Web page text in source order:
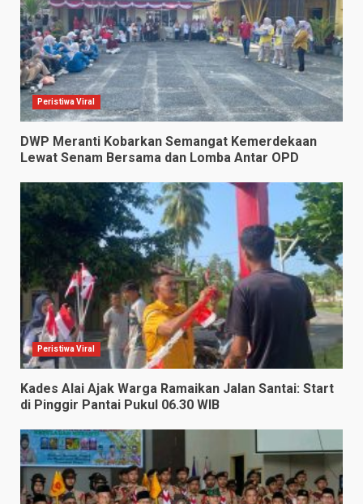
Peristiwa Viral
DWP Meranti Kobarkan Semangat Kemerdekaan
Lewat Senam Bersama dan Lomba Antar OPD
Peristiwa Viral
Kades Alai Ajak Warga Ramaikan Jalan Santai: Start
di Pinggir Pantai Pukul 06.30 WIB